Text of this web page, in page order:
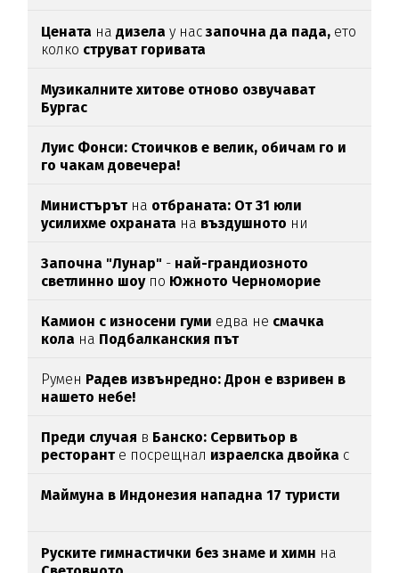
Цената надизела у насзапочна да пада, ето
колко струват горивата
Музикалните хитове отново озвучават
Бургас
Луис Фонси: Стоичков е велик, обичам го и
го чакам довечера!
Министърътна отбраната: От 31 юли
усилихме охраната на въздушното ни
Започна "Лунар" - най-грандиозното
светлинно шоупо Южното Черноморие
Камион с износени гуми едва нe смачка
кола на Подбалканския път
Румен Радев извънредно: Дрон е взривен в
нашето небе!
Преди случая в Банско: Сервитьор в
ресторант е посрещнал израелска двойка с
Маймуна в Индонезия нападна 17 туристи
Руските гимнастички без знаме и химн на